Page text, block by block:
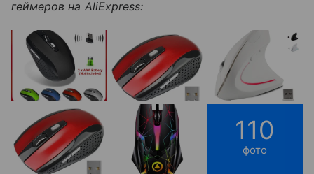
геймеров на AliExpress:
110
фото